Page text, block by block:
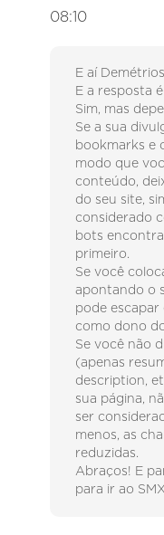
08:10
E aí
E a resposta é
Sim, mas
Se a sua
bookmarks e
modo que
conteúdo,
do seu site,
considerado
bots
primeiro.
Se você
apontando o
pode
como dono
Se você não
(apenas
description,
sua página,
ser
menos, as
reduzidas.
Abraços! E
para ir ao